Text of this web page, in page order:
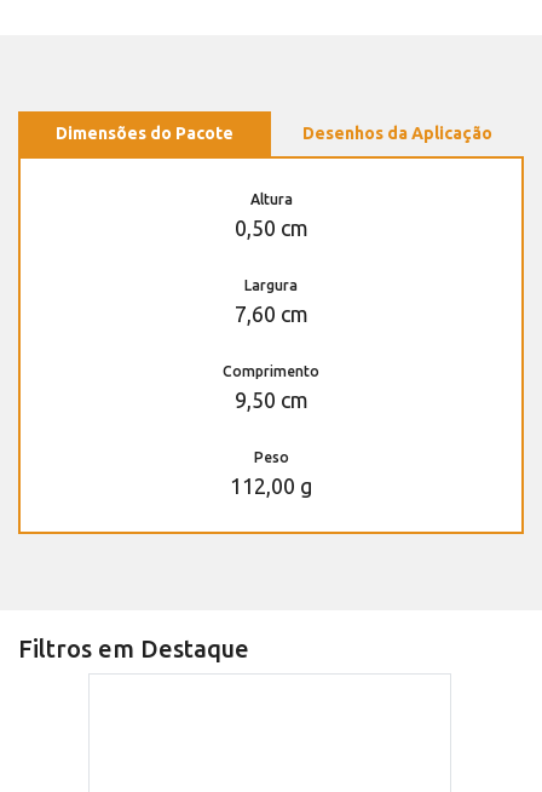
Dimensões do Pacote Desenhos da Aplicação
Altura
0,50 cm
Largura
7,60 cm
Comprimento
9,50 cm
Peso
112,00 g
Filtros em Destaque